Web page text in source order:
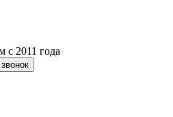
с 2011 года